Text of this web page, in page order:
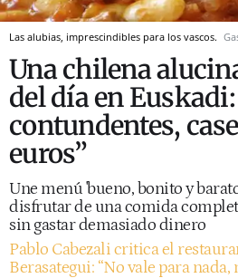
Las alubias, imprescindibles para los vascos.
Una chilena
del día en
contundentes,
euros”
Une menú 'bueno, bonito y
disfrutar de una comida
sin gastar demasiado dinero
Pablo Cabezali critica el
Berasategui: “No vale para nada,